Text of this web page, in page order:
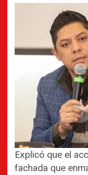
Explicó que el
fachada que